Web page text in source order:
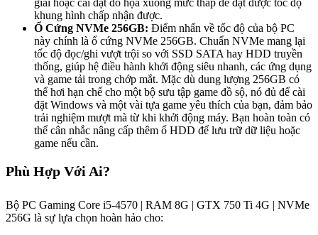
giải hoặc cài đặt đồ họa xuống mức thấp để đạt được tốc độ
khung hình chấp nhận được.
Ổ Cứng NVMe 256GB: Điểm nhấn về tốc độ của bộ PC
này chính là ổ cứng NVMe 256GB. Chuẩn NVMe mang lại
tốc độ đọc/ghi vượt trội so với SSD SATA hay HDD truyền
thống, giúp hệ điều hành khởi động siêu nhanh, các ứng dụng
và game tải trong chớp mắt. Mặc dù dung lượng 256GB có
thể hơi hạn chế cho một bộ sưu tập game đồ sộ, nó đủ để cài
đặt Windows và một vài tựa game yêu thích của bạn, đảm bảo
trải nghiệm mượt mà từ khi khởi động máy. Bạn hoàn toàn có
thể cân nhắc nâng cấp thêm ổ HDD để lưu trữ dữ liệu hoặc
game nếu cần.
Phù Hợp Với Ai?
Bộ PC Gaming Core i5-4570 | RAM 8G | GTX 750 Ti 4G | NVMe
256G là sự lựa chọn hoàn hảo cho: